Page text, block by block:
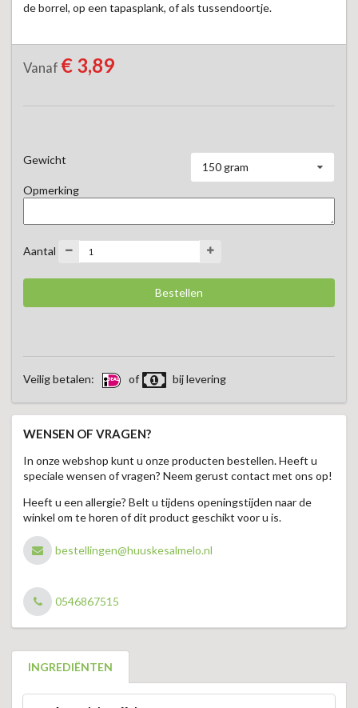
de borrel, op een tapasplank, of als tussendoortje.
Vanaf € 3,89
Gewicht
150 gram
Opmerking
Aantal
Veilig betalen: of bij levering
WENSEN OF VRAGEN?
In onze webshop kunt u onze producten bestellen. Heeft u
speciale wensen of vragen? Neem gerust contact met ons op!
Heeft u een allergie? Belt u tijdens openingstijden naar de
winkel om te horen of dit product geschikt voor u is.
bestellingen@huuskesalmelo.nl
0546867515
INGREDIËNTEN